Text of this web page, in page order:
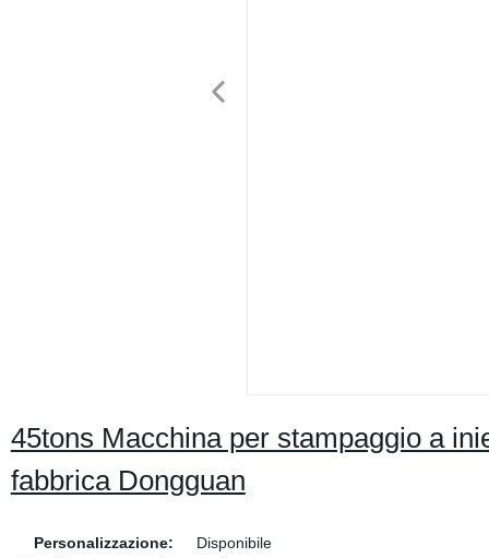
45tons Macchina per stampaggio a
fabbrica Dongguan
Personalizzazione:
Disponibile